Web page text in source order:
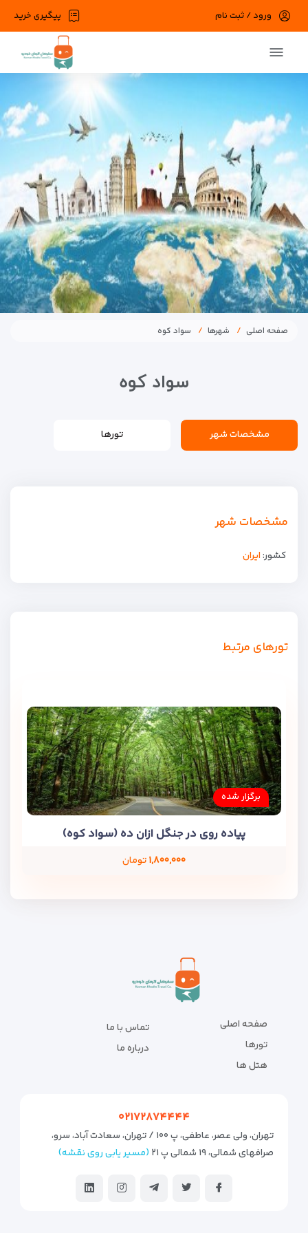
پیگیری خرید ورود / ثبت نام
صفحه اصلی شهرها سواد کوه
سواد کوه
مشخصات شهر تورها
مشخصات شهر
کشور:ایران
تورهای مرتبط
برگزار شده
پیاده روی در جنگل ازان ده (سواد کوه)
۱,۸۰۰,۰۰۰تومان
صفحه اصلی
تورها
هتل ها
تماس با ما
درباره ما
۰۲۱۷۲۸۷۴۴۴۴
تهران، ولی عصر، عاطفی، پ ۱۰۰ / تهران، سعادت آباد، سرو،
صرافهای شمالی، ۱۹ شمالی پ ۲۱
(مسیر یابی روی نقشه)